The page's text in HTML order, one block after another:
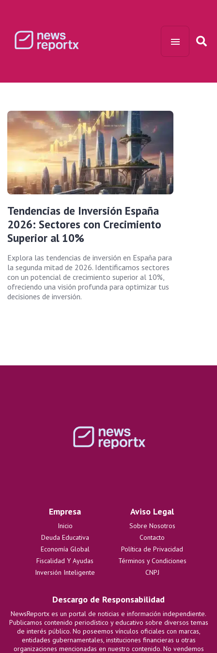
Tendencias de Inversión España
2026: Sectores con Crecimiento
Superior al 10%
Explora las tendencias de inversión en España para
la segunda mitad de 2026. Identificamos sectores
con un potencial de crecimiento superior al 10%,
ofreciendo una visión profunda para optimizar tus
decisiones de inversión.
Empresa
Inicio
Deuda Educativa
Economía Global
Fiscalidad Y Ayudas
Inversión Inteligente
Aviso Legal
Sobre Nosotros
Contacto
Política de Privacidad
Términos y Condiciones
CNPJ
Descargo de Responsabilidad
NewsReportx es un portal de noticias e información independiente.
Publicamos contenido periodístico y educativo sobre diversos temas
de interés público. No poseemos vínculos oficiales con marcas,
entidades gubernamentales, instituciones financieras u otras
organizaciones mencionadas en nuestro contenido. No vendemos